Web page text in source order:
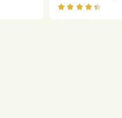
klasiky